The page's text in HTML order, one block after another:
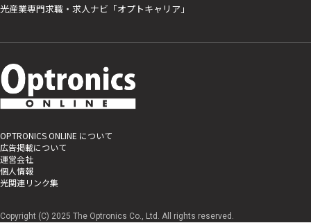
光産業専門求職・求人ナビ「オプトキャリア」
OPTRONICS ONLINE について
広告掲載について
運営会社
個人情報
光関連リンク集
Copyright (C) 2025 The Optronics Co., Ltd. All rights reserved.